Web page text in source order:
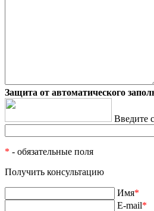
Защита от автоматического
Введите
* - обязательные поля
Получить консультацию
Имя*
E-mail*